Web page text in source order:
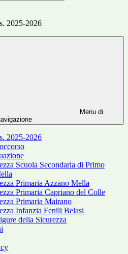
2025-2026
Menu di
2025-2026
Scuola Secondaria di Primo
Primaria Azzano Mella
Primaria Capriano del Colle
Primaria Mairano
Infanzia Fenili Belasi
della Sicurezza